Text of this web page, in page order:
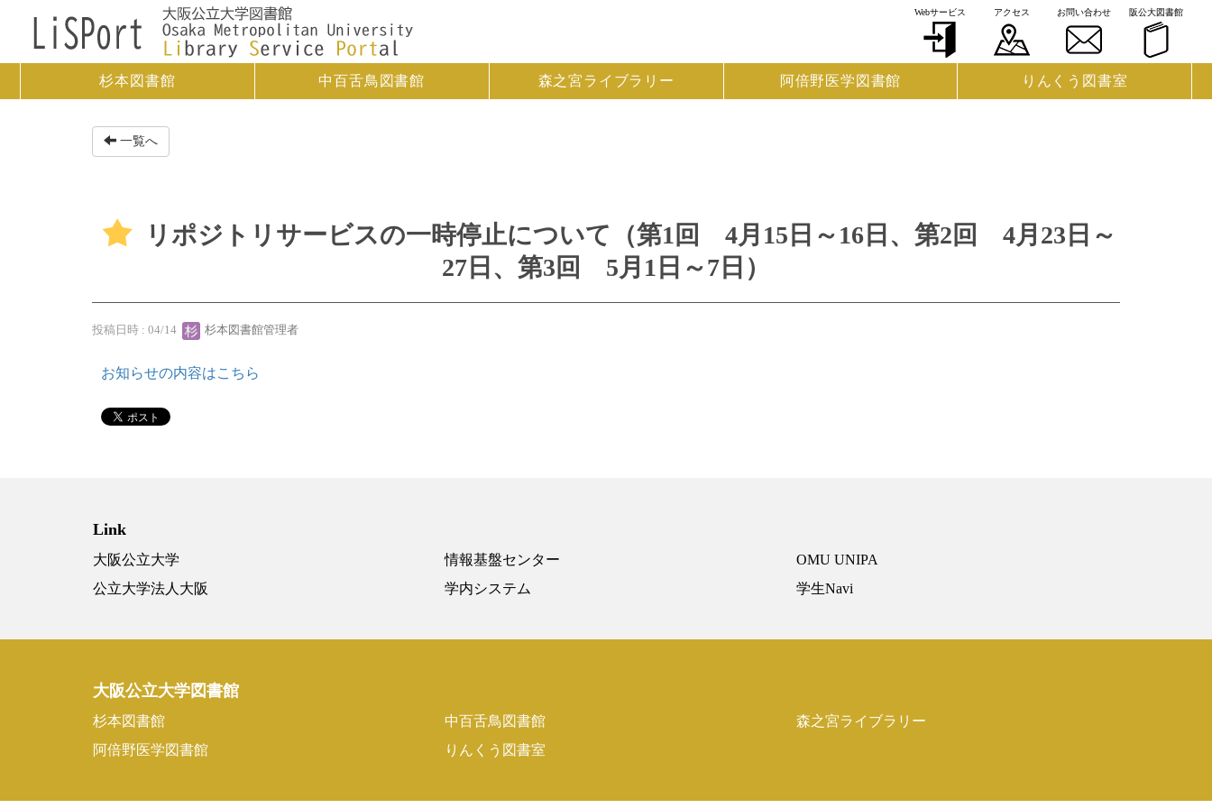
Webサービス アクセス お問い合わせ 阪公大図書館
杉本図書館 中百舌鳥図書館 森之宮ライブラリー 阿倍野医学図書館 りんくう図書室
一覧へ
リポジトリサービスの一時停止について（第1回 4月15日～16日、第2回 4月23日～
27日、第3回 5月1日～7日）
投稿日時 : 04/14 杉本図書館管理者
お知らせの内容はこちら
Link
大阪公立大学
公立大学法人大阪
情報基盤センター
学内システム
OMU UNIPA
学生Navi
大阪公立大学図書館
杉本図書館
阿倍野医学図書館
中百舌鳥図書館
りんくう図書室
森之宮ライブラリー
Powered by NetCommons